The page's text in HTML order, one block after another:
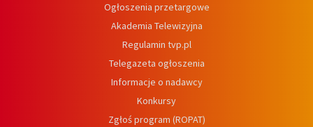
Ogłoszenia przetargowe
Akademia Telewizyjna
Regulamin tvp.pl
Telegazeta ogłoszenia
Informacje o nadawcy
Konkursy
Zgłoś program (ROPAT)